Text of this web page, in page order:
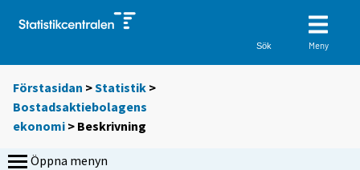
Sök Meny
Förstasidan >Statistik >
Bostadsaktiebolagens
ekonomi > Beskrivning
Öppna menyn